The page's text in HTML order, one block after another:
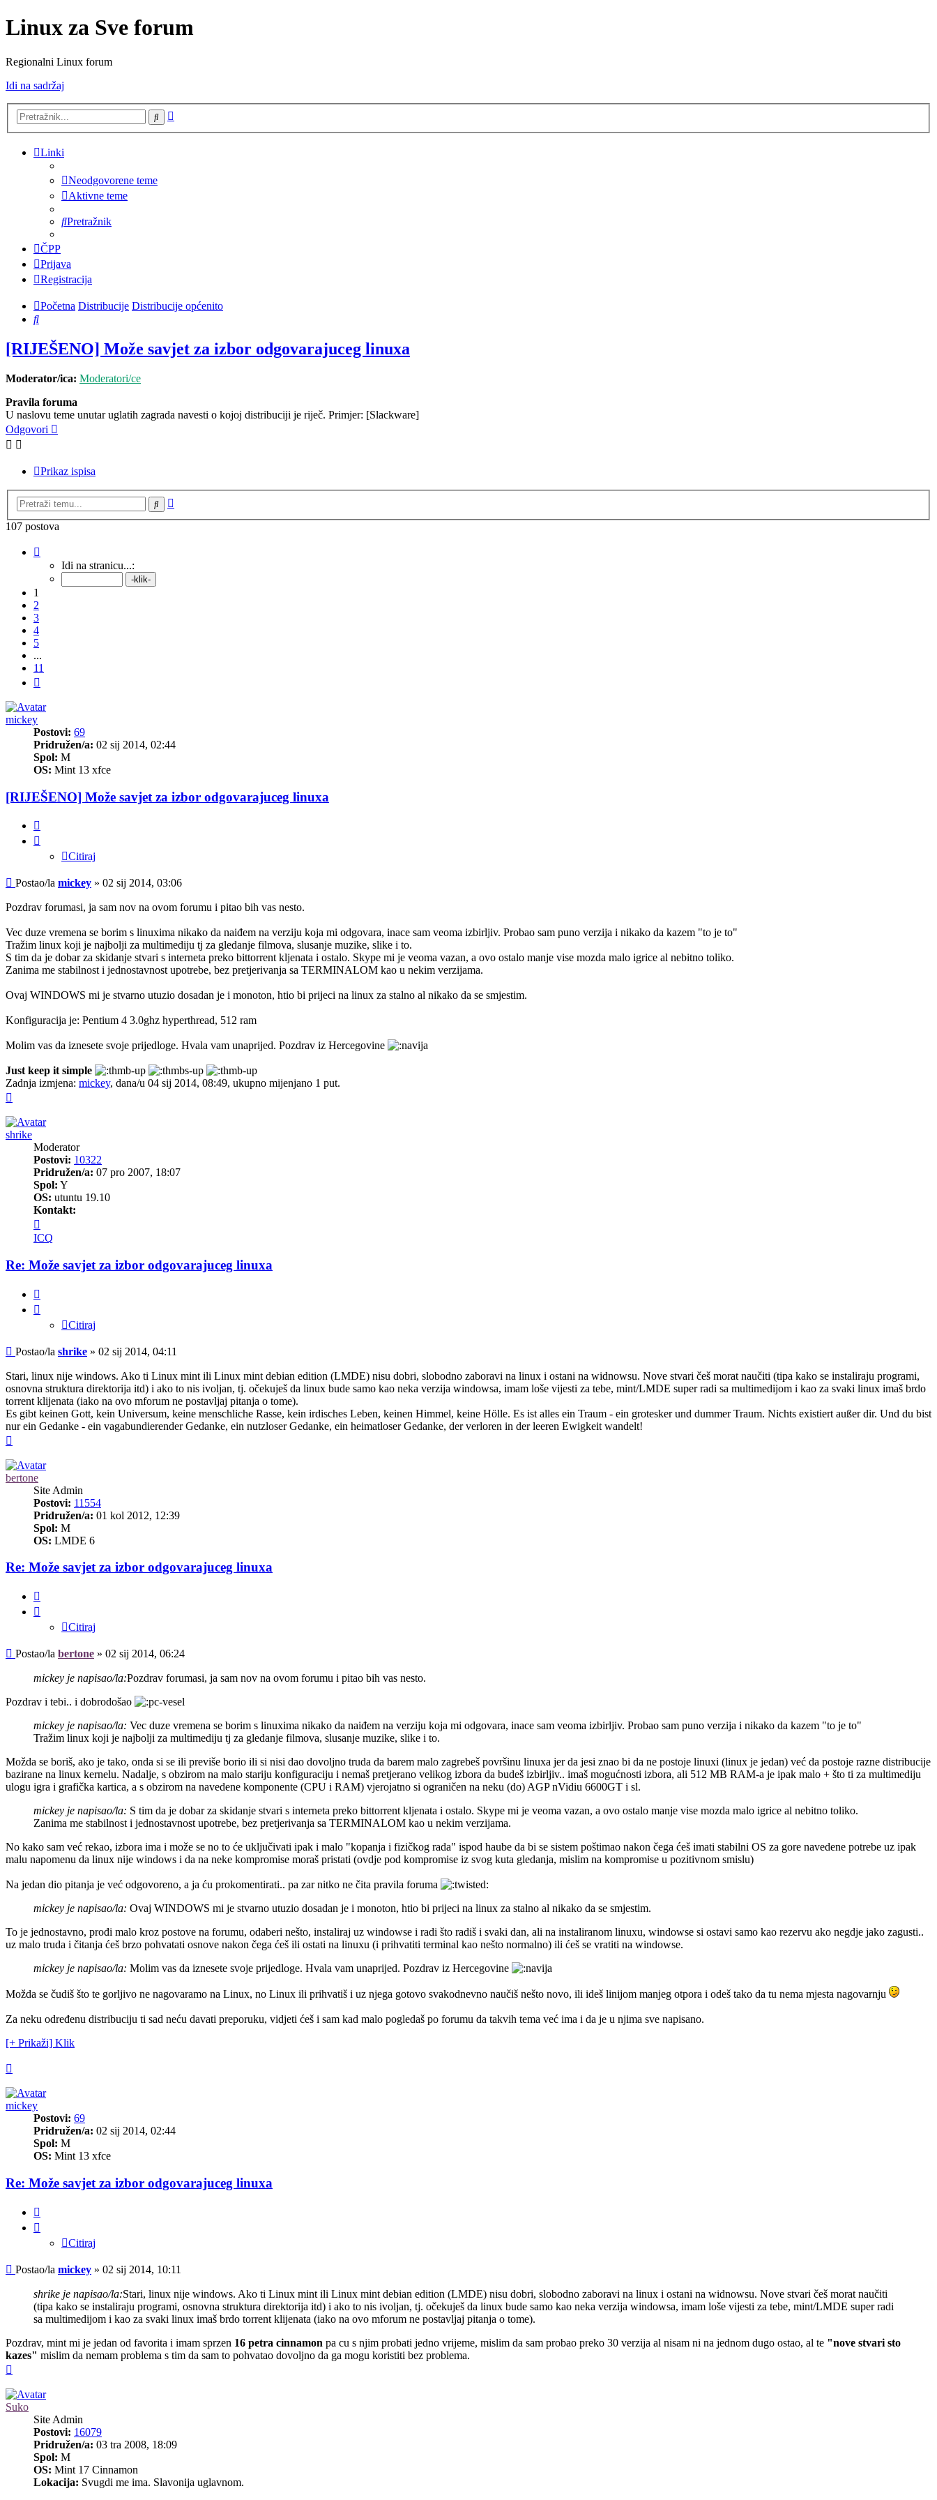
Linux za Sve forum
Regionalni Linux forum
Idi na sadržaj
Pretražnik
Linki
Neodgovorene teme
Aktivne teme
Pretražnik
ČPP
Prijava
Registracija
Početna Distribucije Distribucije općenito
Pretražnik
[RIJEŠENO] Može savjet za izbor odgovarajuceg linuxa
Moderator/ica: Moderatori/ce
Pravila foruma
U naslovu teme unutar uglatih zagrada navesti o kojoj distribuciji je riječ. Primjer: [Slackware]
Odgovori
Prikaz ispisa
Pretražnik
107 postova
11 Idi na stranicu...:
1
2
3
4
5
...
11
mickey
Postovi: 69
Pridružen/a: 02 sij 2014, 02:44
Spol: M
OS: Mint 13 xfce
[RIJEŠENO] Može savjet za izbor odgovarajuceg linuxa
Citiraj
Post
Postao/la mickey » 02 sij 2014, 03:06
Pozdrav forumasi, ja sam nov na ovom forumu i pitao bih vas nesto.
Vec duze vremena se borim s linuxima nikako da naiđem na verziju koja mi odgovara, inace sam veoma izbirljiv. Probao sam puno verzija i nikako da kazem "to je to"
Tražim linux koji je najbolji za multimediju tj za gledanje filmova, slusanje muzike, slike i to.
S tim da je dobar za skidanje stvari s interneta preko bittorrent kljenata i ostalo. Skype mi je veoma vazan, a ovo ostalo manje vise mozda malo igrice al nebitno toliko.
Zanima me stabilnost i jednostavnost upotrebe, bez pretjerivanja sa TERMINALOM kao u nekim verzijama.
Ovaj WINDOWS mi je stvarno utuzio dosadan je i monoton, htio bi prijeci na linux za stalno al nikako da se smjestim.
Konfiguracija je: Pentium 4 3.0ghz hyperthread, 512 ram
Molim vas da iznesete svoje prijedloge. Hvala vam unaprijed. Pozdrav iz Hercegovine
Just keep it simple
Zadnja izmjena: mickey, dana/u 04 sij 2014, 08:49, ukupno mijenjano 1 put.
shrike
Moderator
Postovi: 10322
Pridružen/a: 07 pro 2007, 18:07
Spol: Y
OS: utuntu 19.10
Kontakt:
korisnika/cu
shrike
ICQ
Re: Može savjet za izbor odgovarajuceg linuxa
Citiraj
Post
Postao/la shrike » 02 sij 2014, 04:11
Stari, linux nije windows. Ako ti Linux mint ili Linux mint debian edition (LMDE) nisu dobri, slobodno zaboravi na linux i ostani na widnowsu. Nove stvari češ morat naučiti (tipa kako se instaliraju programi,
osnovna struktura direktorija itd) i ako to nis ivoljan, tj. očekuješ da linux bude samo kao neka verzija windowsa, imam loše vijesti za tebe, mint/LMDE super radi sa multimedijom i kao za svaki linux imaš brdo
torrent klijenata (iako na ovo mforum ne postavljaj pitanja o tome).
Es gibt keinen Gott, kein Universum, keine menschliche Rasse, kein irdisches Leben, keinen Himmel, keine Hölle. Es ist alles ein Traum - ein grotesker und dummer Traum. Nichts existiert außer dir. Und du bist
nur ein Gedanke - ein vagabundierender Gedanke, ein nutzloser Gedanke, ein heimatloser Gedanke, der verloren in der leeren Ewigkeit wandelt!
bertone
Site Admin
Postovi: 11554
Pridružen/a: 01 kol 2012, 12:39
Spol: M
OS: LMDE 6
Re: Može savjet za izbor odgovarajuceg linuxa
Citiraj
Post
Postao/la bertone » 02 sij 2014, 06:24
mickey je napisao/la:Pozdrav forumasi, ja sam nov na ovom forumu i pitao bih vas nesto.
Pozdrav i tebi.. i dobrodošao
mickey je napisao/la: Vec duze vremena se borim s linuxima nikako da naiđem na verziju koja mi odgovara, inace sam veoma izbirljiv. Probao sam puno verzija i nikako da kazem "to je to"
Tražim linux koji je najbolji za multimediju tj za gledanje filmova, slusanje muzike, slike i to.
Možda se boriš, ako je tako, onda si se ili previše borio ili si nisi dao dovoljno truda da barem malo zagrebeš površinu linuxa jer da jesi znao bi da ne postoje linuxi (linux je jedan) već da postoje razne distribucije
bazirane na linux kernelu. Nadalje, s obzirom na malo stariju konfiguraciju i nemaš pretjerano velikog izbora da budeš izbirljiv.. imaš mogućnosti izbora, ali 512 MB RAM-a je ipak malo + što ti za multimediju
ulogu igra i grafička kartica, a s obzirom na navedene komponente (CPU i RAM) vjerojatno si ograničen na neku (do) AGP nVidiu 6600GT i sl.
mickey je napisao/la: S tim da je dobar za skidanje stvari s interneta preko bittorrent kljenata i ostalo. Skype mi je veoma vazan, a ovo ostalo manje vise mozda malo igrice al nebitno toliko.
Zanima me stabilnost i jednostavnost upotrebe, bez pretjerivanja sa TERMINALOM kao u nekim verzijama.
No kako sam već rekao, izbora ima i može se no to će uključivati ipak i malo "kopanja i fizičkog rada" ispod haube da bi se sistem poštimao nakon čega ćeš imati stabilni OS za gore navedene potrebe uz ipak
malu napomenu da linux nije windows i da na neke kompromise moraš pristati (ovdje pod kompromise iz svog kuta gledanja, mislim na kompromise u pozitivnom smislu)
Na jedan dio pitanja je već odgovoreno, a ja ću prokomentirati.. pa zar nitko ne čita pravila foruma
mickey je napisao/la: Ovaj WINDOWS mi je stvarno utuzio dosadan je i monoton, htio bi prijeci na linux za stalno al nikako da se smjestim.
To je jednostavno, prođi malo kroz postove na forumu, odaberi nešto, instaliraj uz windowse i radi što radiš i svaki dan, ali na instaliranom linuxu, windowse si ostavi samo kao rezervu ako negdje jako zagusti..
uz malo truda i čitanja ćeš brzo pohvatati osnove nakon čega ćeš ili ostati na linuxu (i prihvatiti terminal kao nešto normalno) ili ćeš se vratiti na windowse.
mickey je napisao/la: Molim vas da iznesete svoje prijedloge. Hvala vam unaprijed. Pozdrav iz Hercegovine
Možda se čudiš što te gorljivo ne nagovaramo na Linux, no Linux ili prihvatiš i uz njega gotovo svakodnevno naučiš nešto novo, ili ideš linijom manjeg otpora i odeš tako da tu nema mjesta nagovarnju
Za neku određenu distribuciju ti sad neću davati preporuku, vidjeti ćeš i sam kad malo pogledaš po forumu da takvih tema već ima i da je u njima sve napisano.
[+ Prikaži] Klik
mickey
Postovi: 69
Pridružen/a: 02 sij 2014, 02:44
Spol: M
OS: Mint 13 xfce
Re: Može savjet za izbor odgovarajuceg linuxa
Citiraj
Post
Postao/la mickey » 02 sij 2014, 10:11
shrike je napisao/la:Stari, linux nije windows. Ako ti Linux mint ili Linux mint debian edition (LMDE) nisu dobri, slobodno zaboravi na linux i ostani na widnowsu. Nove stvari češ morat naučiti
(tipa kako se instaliraju programi, osnovna struktura direktorija itd) i ako to nis ivoljan, tj. očekuješ da linux bude samo kao neka verzija windowsa, imam loše vijesti za tebe, mint/LMDE super radi
sa multimedijom i kao za svaki linux imaš brdo torrent klijenata (iako na ovo mforum ne postavljaj pitanja o tome).
Pozdrav, mint mi je jedan od favorita i imam sprzen 16 petra cinnamon pa cu s njim probati jedno vrijeme, mislim da sam probao preko 30 verzija al nisam ni na jednom dugo ostao, al te "nove stvari sto
kazes" mislim da nemam problema s tim da sam to pohvatao dovoljno da ga mogu koristiti bez problema.
Suko
Site Admin
Postovi: 16079
Pridružen/a: 03 tra 2008, 18:09
Spol: M
OS: Mint 17 Cinnamon
Lokacija: Svugdi me ima. Slavonija uglavnom.